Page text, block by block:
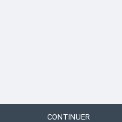
CONTINUER